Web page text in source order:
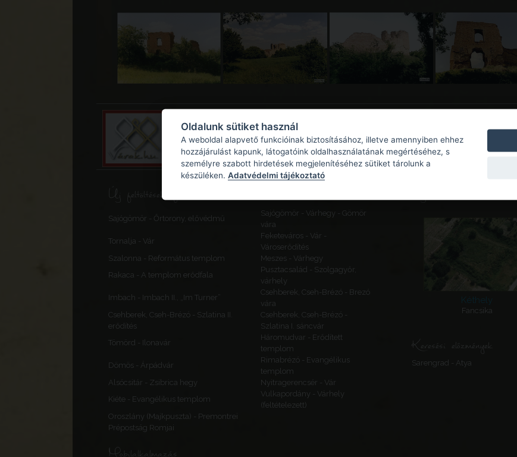
Új feltöltések, frissítések
Sajógömör - Őrtorony, elővédmű
Sajógömör - Várhegy - Gömör
vára
Tornalja - Vár
Feketeváros - Vár -
Városerődítés
Szalonna - Református templom
Meszes - Várhegy
Rakaca - A templom erődfala
Pusztacsalád - Szolgagyőr,
várhely
Imbach - Imbach II., „Im Turner”
Csehberek, Cseh-Brézó - Brezó
vára
Csehberek, Cseh-Brézó - Szlatina II.
erődítés
Csehberek, Cseh-Brézó -
Szlatina I. sáncvár
Tömörd - Ilonavár
Háromudvar - Erődített
templom
Dömös - Árpádvár
Rimabrézó - Evangélikus
templom
Alsócsitár - Zsibrica hegy
Nyitragerencsér - Vár
Kiéte - Evangélikus templom
Vulkapordány - Várhely
(feltételezett)
Oroszlány (Majkpuszta) - Premontrei
Prépostság Romjai
Mobilalkalmazás
Kéthely
Fancsika
Keresési előzmények
Sarengrad - Atya
Oldalunk sütiket használ
A weboldal alapvető funkcióinak biztosításához, illetve amennyiben ehhez
hozzájárulást kapunk, látogatóink oldalhasználatának megértéséhez, s
személyre szabott hirdetések megjelenítéséhez sütiket tárolunk a
készüléken. Adatvédelmi tájékoztató